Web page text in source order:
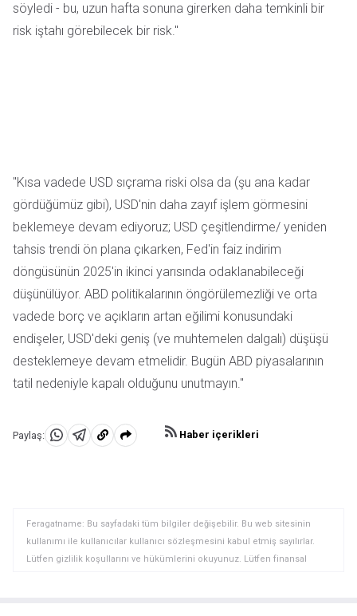
söyledi - bu, uzun hafta sonuna girerken daha temkinli bir
risk iştahı görebilecek bir risk."
"Kısa vadede USD sıçrama riski olsa da (şu ana kadar
gördüğümüz gibi), USD'nin daha zayıf işlem görmesini
beklemeye devam ediyoruz; USD çeşitlendirme/ yeniden
tahsis trendi ön plana çıkarken, Fed'in faiz indirim
döngüsünün 2025'in ikinci yarısında odaklanabileceği
düşünülüyor. ABD politikalarının öngörülemezliği ve orta
vadede borç ve açıkların artan eğilimi konusundaki
endişeler, USD'deki geniş (ve muhtemelen dalgalı) düşüşü
desteklemeye devam etmelidir. Bugün ABD piyasalarının
tatil nedeniyle kapalı olduğunu unutmayın."
Paylaş:
WhatsApp'da
Telegram'da
Panoya
Haber içerikleri
Feragatname: Bu sayfadaki tüm bilgiler değişebilir. Bu web sitesinin
kullanımı ile kullanıcılar kullanıcı sözleşmesini kabul etmiş sayılırlar.
Lütfen gizlilik koşullarını ve hükümlerini okuyunuz. Lütfen finansal